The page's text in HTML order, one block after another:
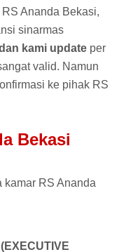
Ananda Bekasi,
sinarmas
kami update per
valid. Namun
ke pihak RS
Bekasi
kamar RS Ananda